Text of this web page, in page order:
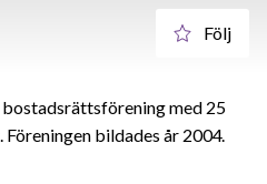
Följ
bostadsrättsförening med 25
bildades år 2004